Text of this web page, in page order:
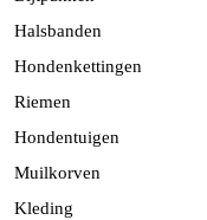
Halsbanden
Hondenkettingen
Riemen
Hondentuigen
Muilkorven
Kleding